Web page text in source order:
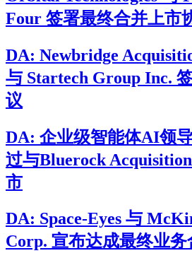
Four 签署最终合并上市
DA: Newbridge
与 Startech Group Inc.
议
DA: 企业级智能体AI领
过与Bluerock
市
DA: Space-Eyes 与
Corp. 宣布达成最终业务